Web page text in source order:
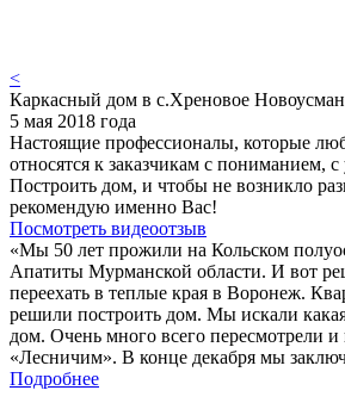
<
Каркасный дом в с.Хреновое
5 мая 2018 года
Настоящие профессионалы, которые
относятся к заказчикам с пониманием,
Построить дом, и чтобы не возникло
рекомендую именно Вас!
Посмотреть видеоотзыв
«Мы 50 лет прожили на Кольском
Апатиты Мурманской области. И вот
переехать в теплые края в Воронеж.
решили построить дом. Мы искали
дом. Очень много всего пересмотрели и
«Лесничим». В конце декабря мы
Подробнее